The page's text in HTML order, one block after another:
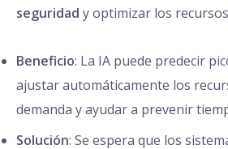
seguridad y optimizar los
Beneficio: La IA puede predecir
ajustar automáticamente los
demanda y ayudar a prevenir
Solución: Se espera que los